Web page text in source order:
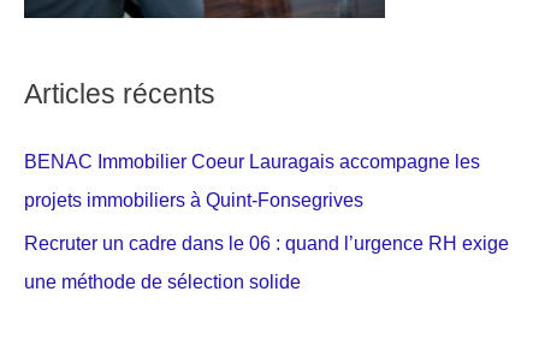
Articles récents
BENAC Immobilier Coeur Lauragais accompagne les
projets immobiliers à Quint-Fonsegrives
Recruter un cadre dans le 06 : quand l’urgence RH exige
une méthode de sélection solide